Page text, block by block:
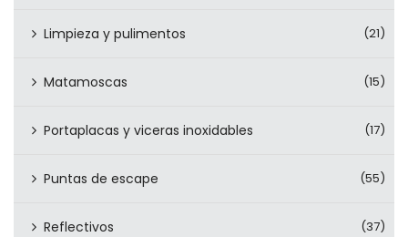
Limpieza y pulimentos (21)
Matamoscas (15)
Portaplacas y viceras inoxidables (17)
Puntas de escape (55)
Reflectivos (37)